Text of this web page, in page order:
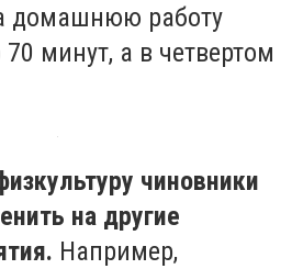
домашнюю работу
минут, а в четвертом
чиновники
на другие
Например,